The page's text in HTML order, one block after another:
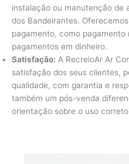
instalação ou manutenção de
dos Bandeirantes.
pagamento, como
pagamentos em dinheiro.
Satisfação: A RecreioAr Ar
satisfação dos seus clientes,
qualidade, com garantia e
também um pós-venda
orientação sobre o uso